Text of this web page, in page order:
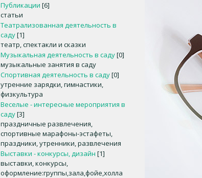
Публикации [6]
статьи
Театрализованная деятельность в
саду[1]
театр, спектакли и сказки
Музыкальная деятельность в саду[0]
музыкальные занятия в саду
Спортивная деятельность в саду[0]
утренние зарядки, гимнастики,
физкультура
Веселые - интересные мероприятия в
саду[3]
праздничные развлечения,
спортивные марафоны-эстафеты,
праздники, утренники, развлечения
Выставки - конкурсы, дизайн [1]
выставки, конкурсы,
оформление:группы,зала,фойе,холла